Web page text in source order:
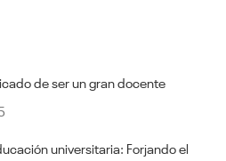
de ser un gran docente
universitaria: Forjando el